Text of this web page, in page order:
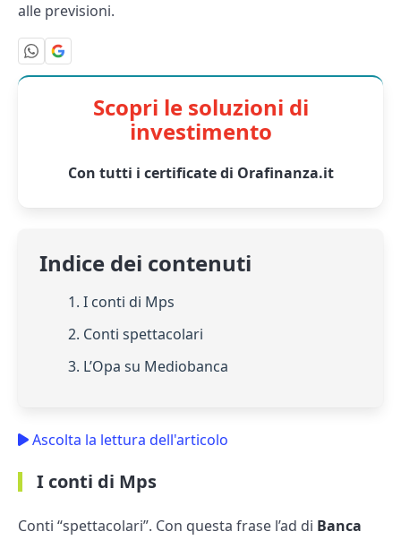
alle previsioni.
Scopri le soluzioni di
investimento
Con tutti i certificate di Orafinanza.it
Indice dei contenuti
1. I conti di Mps
2. Conti spettacolari
3. L’Opa su Mediobanca
Ascolta la lettura dell'articolo
I conti di Mps
Conti “spettacolari”. Con questa frase l’ad di Banca